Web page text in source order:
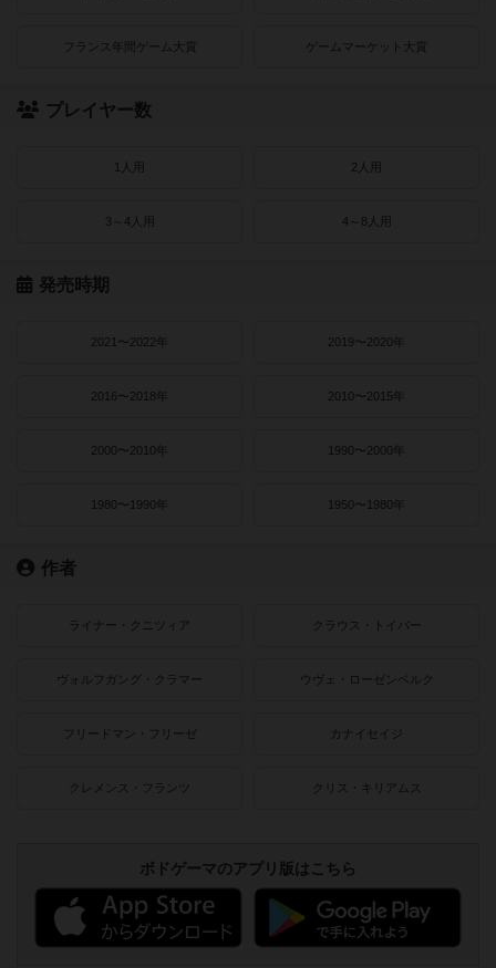
フランス年間ゲーム大賞 ゲームマーケット大賞
プレイヤー数
1人用 2人用
3～4人用 4～8人用
発売時期
2021〜2022年 2019〜2020年
2016〜2018年 2010〜2015年
2000〜2010年 1990〜2000年
1980〜1990年 1950〜1980年
作者
ライナー・クニツィア クラウス・トイバー
ヴォルフガング・クラマー ウヴェ・ローゼンベルク
フリードマン・フリーゼ カナイセイジ
クレメンス・フランツ クリス・キリアムス
ボドゲーマのアプリ版はこちら